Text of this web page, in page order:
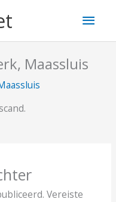
Maassluis
Vereiste